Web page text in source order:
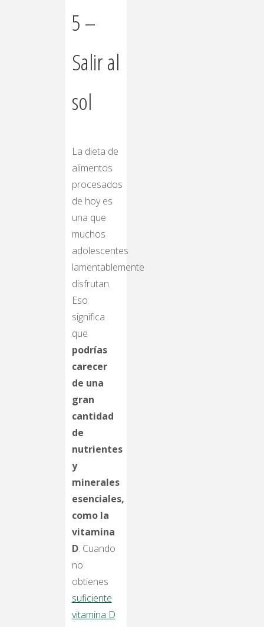
5 –
Salir al
sol
La dieta de
alimentos
procesados
de hoy es
una que
muchos
adolescentes
lamentablemente
disfrutan.
Eso
significa
que
podrías
carecer
de una
gran
cantidad
de
nutrientes
y
minerales
esenciales,
como la
vitamina
D. Cuando
no
obtienes
suficiente
vitamina D